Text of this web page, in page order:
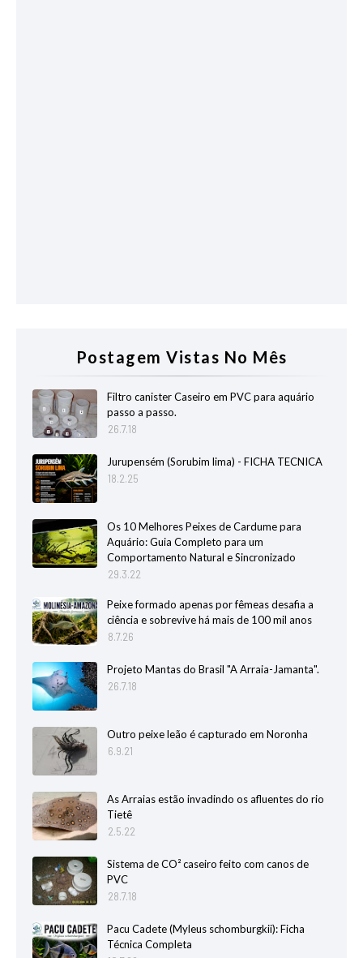
Postagem Vistas No Mês
Filtro canister Caseiro em PVC para aquário
passo a passo.
26.7.18
Jurupensém (Sorubim lima) - FICHA TECNICA
18.2.25
Os 10 Melhores Peixes de Cardume para
Aquário: Guia Completo para um
Comportamento Natural e Sincronizado
29.3.22
Peixe formado apenas por fêmeas desafia a
ciência e sobrevive há mais de 100 mil anos
8.7.26
Projeto Mantas do Brasil "A Arraia-Jamanta".
26.7.18
Outro peixe leão é capturado em Noronha
6.9.21
As Arraias estão invadindo os afluentes do rio
Tietê
2.5.22
Sistema de CO² caseiro feito com canos de
PVC
28.7.18
Pacu Cadete (Myleus schomburgkii): Ficha
Técnica Completa